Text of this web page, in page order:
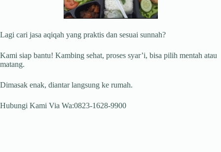
Lagi cari jasa aqiqah yang praktis dan sesuai sunnah?
Kami siap bantu! Kambing sehat, proses syar’i, bisa pilih mentah atau
matang.
Dimasak enak, diantar langsung ke rumah.
Hubungi Kami Via Wa:0823-1628-9900